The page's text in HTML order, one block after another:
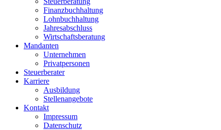
Finanzbuchhaltung
Lohnbuchhaltung
Jahresabschluss
Wirtschaftsberatung
Mandanten
Unternehmen
Privatpersonen
Steuerberater
Karriere
Ausbildung
Stellenangebote
Kontakt
Impressum
Datenschutz